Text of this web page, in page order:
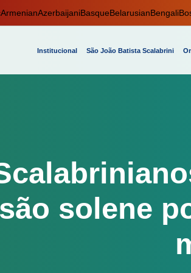
ArmenianAzerbaijaniBasqueBelarusianBengali
Institucional São João Batista Scalabrini
solene